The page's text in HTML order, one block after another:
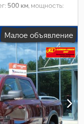
500 км , мощность:
2 405 кг, размер шины:
, расход топлива
(за городом):
цикл):15,5 л/100км,
, класс
ABS,
кондиционер,
парктроники,
Малое объявление